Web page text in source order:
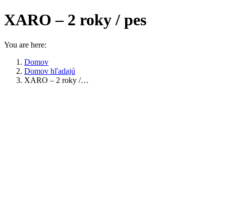
XARO – 2 roky / pes
You are here:
Domov
Domov hľadajú
XARO – 2 roky /…